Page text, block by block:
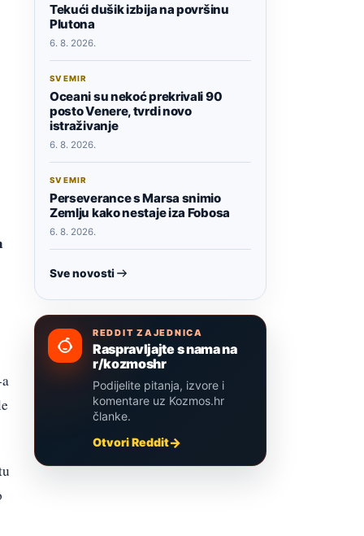
Tekući dušik izbija na površinu
Plutona
6. 8. 2026.
SVEMIR
Oceani su nekoć prekrivali 90
posto Venere, tvrdi novo
istraživanje
6. 8. 2026.
SVEMIR
Perseverance s Marsa snimio
Zemlju kako nestaje iza Fobosa
6. 8. 2026.
Sve novosti
REDDIT ZAJEDNICA
Raspravljajte s nama na
r/kozmoshr
Podijelite pitanja, izvore i
komentare uz Kozmos.hr
članke.
Otvori Reddit